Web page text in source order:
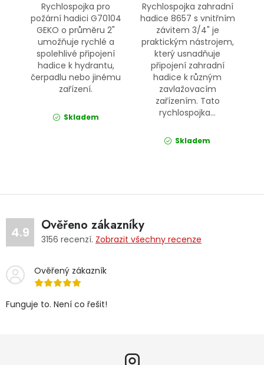
Rychlospojka pro
požární hadici G70104
GEKO o průměru 2"
umožňuje rychlé a
spolehlivé připojení
hadice k hydrantu,
čerpadlu nebo jinému
zařízení.
Skladem
Rychlospojka zahradní
hadice 8657 s vnitřním
závitem 3/4" je
praktickým nástrojem,
který usnadňuje
připojení zahradní
hadice k různým
zavlažovacím
zařízením. Tato
rychlospojka...
Skladem
4.9 Ověřeno zákazníky
3156 recenzí. Zobrazit všechny recenze
Ověřený zákazník
Funguje to. Není co řešit!